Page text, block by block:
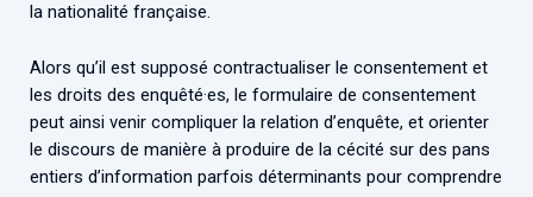
la nationalité française.
Alors qu’il est supposé contractualiser le consentement et
les droits des enquêté·es, le formulaire de consentement
peut ainsi venir compliquer la relation d’enquête, et orienter
le discours de manière à produire de la cécité sur des pans
entiers d’information parfois déterminants pour comprendre